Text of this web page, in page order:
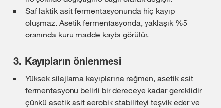
Saf laktik asit fermentasyonunda hiç kayıp
oluşmaz. Asetik fermentasyonda, yaklaşık %5
oranında kuru madde kaybı görülür.
3. Kayıpların önlenmesi
Yüksek silajlama kayıplarına rağmen, asetik asit
fermentasyonu belirli bir dereceye kadar gereklidir
çünkü asetik asit aerobik stabiliteyi teşvik eder ve